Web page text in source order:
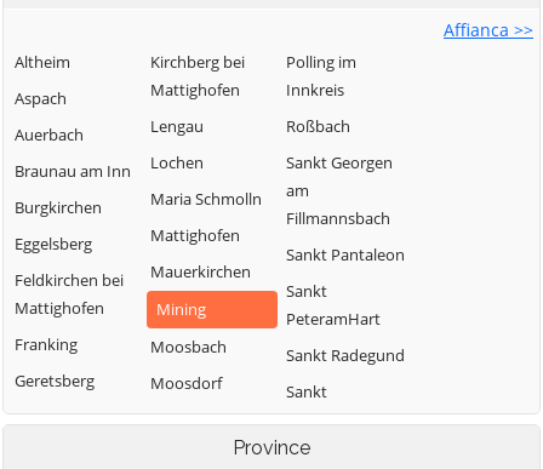
Affianca >>
Altheim
Aspach
Auerbach
Braunau am Inn
Burgkirchen
Eggelsberg
Feldkirchen bei
Mattighofen
Franking
Geretsberg
Gilgenberg am
Kirchberg bei
Mattighofen
Lengau
Lochen
Maria Schmolln
Mattighofen
Mauerkirchen
Mining
Moosbach
Moosdorf
Munderfing
Neukirchen an
Polling im
Innkreis
Roßbach
Sankt Georgen
am
Fillmannsbach
Sankt Pantaleon
Sankt
PeteramHart
Sankt Radegund
Sankt
VeitimInnkreis
SanktJohann am
Province